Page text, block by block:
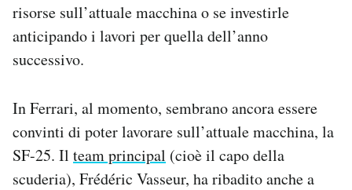
risorse sull’attuale macchina o se investirle
anticipando i lavori per quella dell’anno
successivo.
In Ferrari, al momento, sembrano ancora essere
convinti di poter lavorare sull’attuale macchina, la
SF-25. Il team principal (cioè il capo della
scuderia), Frédéric Vasseur, ha ribadito anche a